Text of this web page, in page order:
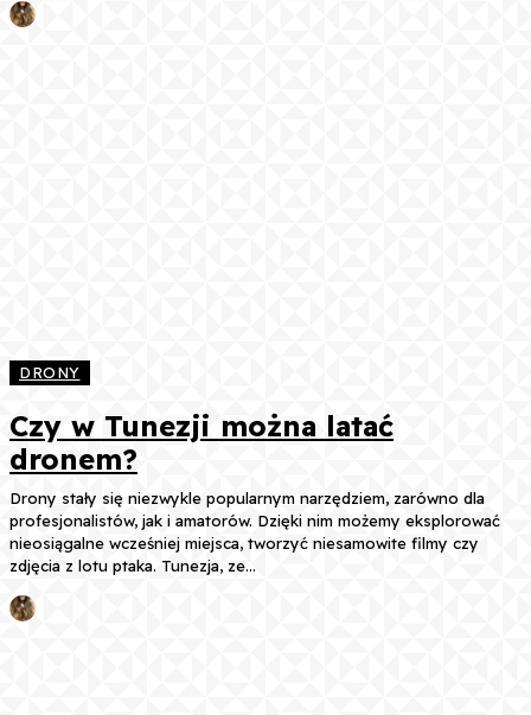
DRONY
Czy w Tunezji można latać
dronem?
Drony stały się niezwykle popularnym narzędziem, zarówno dla
profesjonalistów, jak i amatorów. Dzięki nim możemy eksplorować
nieosiągalne wcześniej miejsca, tworzyć niesamowite filmy czy
zdjęcia z lotu ptaka. Tunezja, ze...